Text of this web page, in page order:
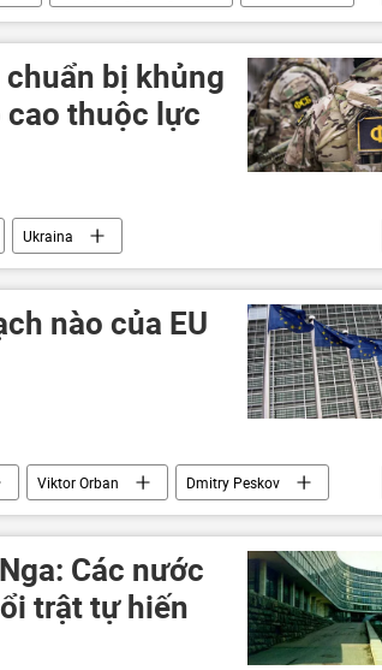
bị khủng
cao thuộc lực
Ukraina
Thế giới
Quân sự
nào của EU
Viktor Orban
Dmitry Peskov
giới Moskva Châu Âu
Các nước
trật tự hiến